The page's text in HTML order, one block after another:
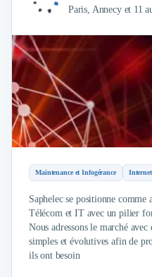
Support Client
Chatbot
Maintenance et Infogérance
BI, Analytics & Big Data
Graphisme & Illustration
Recherche Utilisateur
Design Thinking
Stratégie Digitale
Création de Site Internet
Développement d'Application
Développement E-commerce
Direction Artistique
Cybersécurité
Logiciel E-Commerce
Paris, Annecy et 11
Maintenance et Infogérance
Saphelec se positionne
Télécom et IT avec un pilier
Nous adressons le marché
simples et évolutives afin de
ils ont besoin